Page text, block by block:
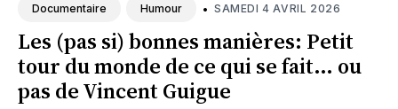
Documentaire Humour • SAMEDI 4 AVRIL 2026
Les (pas si) bonnes manières: Petit
tour du monde de ce qui se fait... ou
pas de Vincent Guigue